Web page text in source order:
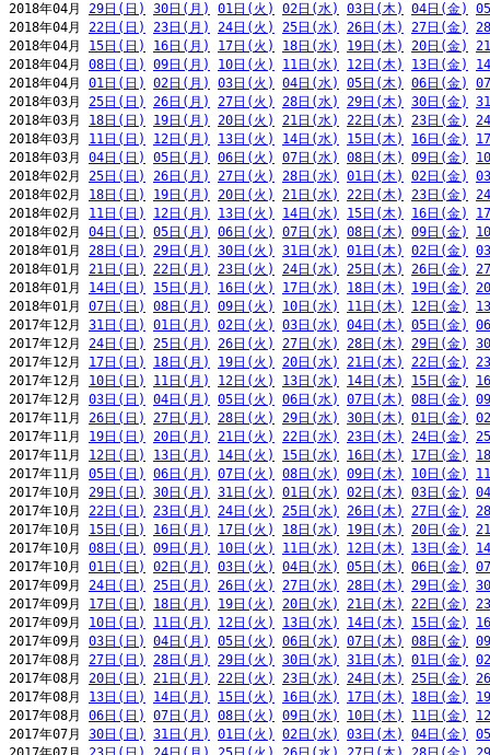
2018年04月 29日(日) 30日(月) 01日(火) 02日(水) 03日(木) 04日(金)
2018年04月 22日(日) 23日(月) 24日(火) 25日(水) 26日(木) 27日(金)
2018年04月 15日(日) 16日(月) 17日(火) 18日(水) 19日(木) 20日(金)
2018年04月 08日(日) 09日(月) 10日(火) 11日(水) 12日(木) 13日(金)
2018年04月 01日(日) 02日(月) 03日(火) 04日(水) 05日(木) 06日(金)
2018年03月 25日(日) 26日(月) 27日(火) 28日(水) 29日(木) 30日(金)
2018年03月 18日(日) 19日(月) 20日(火) 21日(水) 22日(木) 23日(金)
2018年03月 11日(日) 12日(月) 13日(火) 14日(水) 15日(木) 16日(金)
2018年03月 04日(日) 05日(月) 06日(火) 07日(水) 08日(木) 09日(金)
2018年02月 25日(日) 26日(月) 27日(火) 28日(水) 01日(木) 02日(金)
2018年02月 18日(日) 19日(月) 20日(火) 21日(水) 22日(木) 23日(金)
2018年02月 11日(日) 12日(月) 13日(火) 14日(水) 15日(木) 16日(金)
2018年02月 04日(日) 05日(月) 06日(火) 07日(水) 08日(木) 09日(金)
2018年01月 28日(日) 29日(月) 30日(火) 31日(水) 01日(木) 02日(金)
2018年01月 21日(日) 22日(月) 23日(火) 24日(水) 25日(木) 26日(金)
2018年01月 14日(日) 15日(月) 16日(火) 17日(水) 18日(木) 19日(金)
2018年01月 07日(日) 08日(月) 09日(火) 10日(水) 11日(木) 12日(金)
2017年12月 31日(日) 01日(月) 02日(火) 03日(水) 04日(木) 05日(金)
2017年12月 24日(日) 25日(月) 26日(火) 27日(水) 28日(木) 29日(金)
2017年12月 17日(日) 18日(月) 19日(火) 20日(水) 21日(木) 22日(金)
2017年12月 10日(日) 11日(月) 12日(火) 13日(水) 14日(木) 15日(金)
2017年12月 03日(日) 04日(月) 05日(火) 06日(水) 07日(木) 08日(金)
2017年11月 26日(日) 27日(月) 28日(火) 29日(水) 30日(木) 01日(金)
2017年11月 19日(日) 20日(月) 21日(火) 22日(水) 23日(木) 24日(金)
2017年11月 12日(日) 13日(月) 14日(火) 15日(水) 16日(木) 17日(金)
2017年11月 05日(日) 06日(月) 07日(火) 08日(水) 09日(木) 10日(金)
2017年10月 29日(日) 30日(月) 31日(火) 01日(水) 02日(木) 03日(金)
2017年10月 22日(日) 23日(月) 24日(火) 25日(水) 26日(木) 27日(金)
2017年10月 15日(日) 16日(月) 17日(火) 18日(水) 19日(木) 20日(金)
2017年10月 08日(日) 09日(月) 10日(火) 11日(水) 12日(木) 13日(金)
2017年10月 01日(日) 02日(月) 03日(火) 04日(水) 05日(木) 06日(金)
2017年09月 24日(日) 25日(月) 26日(火) 27日(水) 28日(木) 29日(金)
2017年09月 17日(日) 18日(月) 19日(火) 20日(水) 21日(木) 22日(金)
2017年09月 10日(日) 11日(月) 12日(火) 13日(水) 14日(木) 15日(金)
2017年09月 03日(日) 04日(月) 05日(火) 06日(水) 07日(木) 08日(金)
2017年08月 27日(日) 28日(月) 29日(火) 30日(水) 31日(木) 01日(金)
2017年08月 20日(日) 21日(月) 22日(火) 23日(水) 24日(木) 25日(金)
2017年08月 13日(日) 14日(月) 15日(火) 16日(水) 17日(木) 18日(金)
2017年08月 06日(日) 07日(月) 08日(火) 09日(水) 10日(木) 11日(金)
2017年07月 30日(日) 31日(月) 01日(火) 02日(水) 03日(木) 04日(金)